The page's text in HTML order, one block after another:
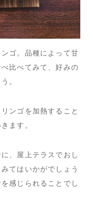
ゴ。品種によって甘
比べてみて、好みの
。
ンゴを加熱すること
ます。
、屋上テラスでおし
てはいかがでしょう
感じられることでし